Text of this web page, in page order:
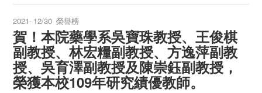
2021- 12/30 榮譽榜
賀！本院藥學系吳寶珠教授、王俊棋
副教授、林宏糧副教授、方逸萍副教
授、吳育澤副教授及陳崇鈺副教授，
榮獲本校109年研究績優教師。